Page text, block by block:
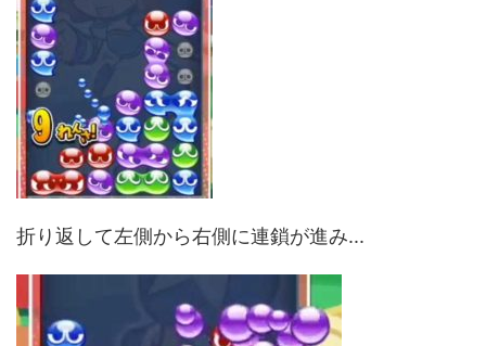
折り返して左側から右側に連鎖が進み...